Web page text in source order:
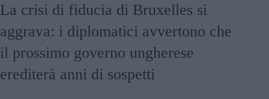
La crisi di fiducia di Bruxelles si
aggrava: i diplomatici avvertono che
il prossimo governo ungherese
erediterà anni di sospetti